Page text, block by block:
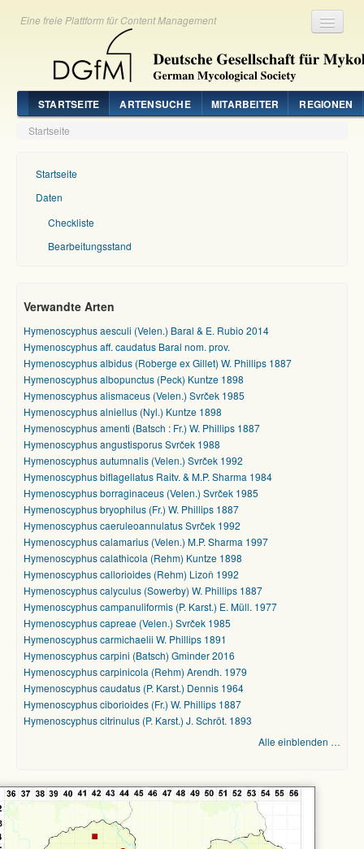
Eine freie Plattform für Content Management
STARTSEITE ARTENSUCHE MITARBEITER REGIONEN
Startseite
Startseite
Daten
Checkliste
Bearbeitungsstand
Verwandte Arten
Hymenoscyphus aesculi (Velen.) Baral & E. Rubio 2014
Hymenoscyphus aff. caudatus Baral nom. prov.
Hymenoscyphus albidus (Roberge ex Gillet) W. Phillips 1887
Hymenoscyphus albopunctus (Peck) Kuntze 1898
Hymenoscyphus alismaceus (Velen.) Svrček 1985
Hymenoscyphus alniellus (Nyl.) Kuntze 1898
Hymenoscyphus amenti (Batsch : Fr.) W. Phillips 1887
Hymenoscyphus angustisporus Svrček 1988
Hymenoscyphus autumnalis (Velen.) Svrček 1992
Hymenoscyphus biflagellatus Raitv. & M.P. Sharma 1984
Hymenoscyphus borraginaceus (Velen.) Svrček 1985
Hymenoscyphus bryophilus (Fr.) W. Phillips 1887
Hymenoscyphus caeruleoannulatus Svrček 1992
Hymenoscyphus calamarius (Velen.) M.P. Sharma 1997
Hymenoscyphus calathicola (Rehm) Kuntze 1898
Hymenoscyphus callorioides (Rehm) Lizoň 1992
Hymenoscyphus calyculus (Sowerby) W. Phillips 1887
Hymenoscyphus campanuliformis (P. Karst.) E. Müll. 1977
Hymenoscyphus capreae (Velen.) Svrček 1985
Hymenoscyphus carmichaelii W. Phillips 1891
Hymenoscyphus carpini (Batsch) Gminder 2016
Hymenoscyphus carpinicola (Rehm) Arendh. 1979
Hymenoscyphus caudatus (P. Karst.) Dennis 1964
Hymenoscyphus ciborioides (Fr.) W. Phillips 1887
Hymenoscyphus citrinulus (P. Karst.) J. Schröt. 1893
Alle einblenden …